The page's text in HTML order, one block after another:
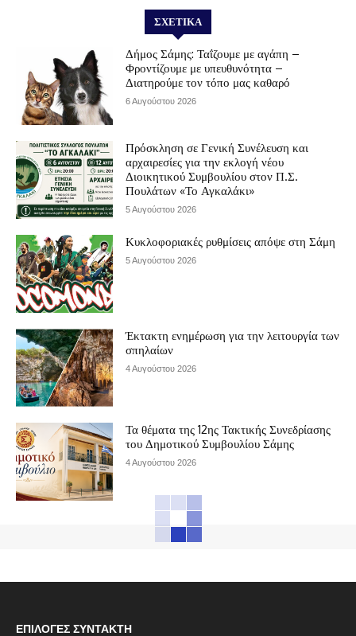
ΣΧΕΤΙΚΆ
Δήμος Σάμης: Ταΐζουμε με αγάπη –
Φροντίζουμε με υπευθυνότητα –
Διατηρούμε τον τόπο μας καθαρό
6 Αυγούστου 2026
Πρόσκληση σε Γενική Συνέλευση και
αρχαιρεσίες για την εκλογή νέου
Διοικητικού Συμβουλίου στον Π.Σ.
Πουλάτων «Το Αγκαλάκι»
5 Αυγούστου 2026
Κυκλοφοριακές ρυθμίσεις απόψε στη Σάμη
5 Αυγούστου 2026
Έκτακτη ενημέρωση για την λειτουργία των
σπηλαίων
4 Αυγούστου 2026
Τα θέματα της 12ης Τακτικής Συνεδρίασης
του Δημοτικού Συμβουλίου Σάμης
4 Αυγούστου 2026
ΕΠΙΛΟΓΈΣ ΣΥΝΤΆΚΤΗ